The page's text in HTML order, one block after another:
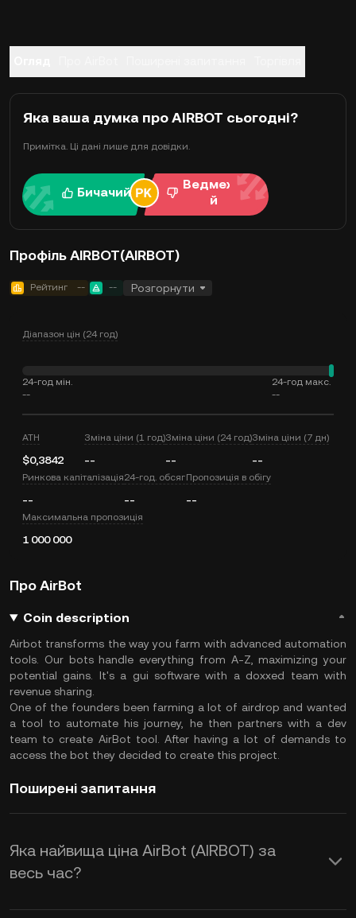
Яка ваша думка про AIRBOT сьогодні?
Примітка. Ці дані лише для довідки.
Бичачий
Ведмежи
й
Профіль AIRBOT(AIRBOT)
Рейтинг -- -- Розгорнути
Діапазон цін (24 год)
24-год мін.
--
24-год макс.
--
ATH
$0,3842
Зміна ціни (1 год)
--
Зміна ціни (24 год)
--
Зміна ціни (7 дн)
--
Ринкова капіталізація
--
24-год. обсяг
--
Пропозиція в обігу
--
Максимальна пропозиція
1 000 000
Про AirBot
Coin description
Airbot transforms the way you farm with advanced automation
tools. Our bots handle everything from A-Z, maximizing your
potential gains. It's a gui software with a doxxed team with
revenue sharing.
One of the founders been farming a lot of airdrop and wanted
a tool to automate his journey, he then partners with a dev
team to create AirBot tool. After having a lot of demands to
access the bot they decided to create this project.
Поширені запитання
Яка найвища ціна AirBot (AIRBOT) за
весь час?